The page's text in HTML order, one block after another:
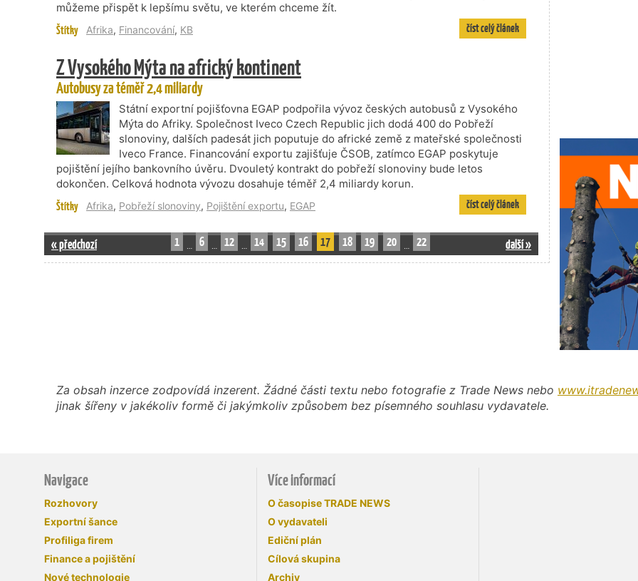
můžeme přispět k lepšímu světu, ve kterém chceme žít.
Štítky Afrika, Financování, KB číst celý článek
Z Vysokého Mýta na africký kontinent
Autobusy za téměř 2,4 miliardy
Státní exportní pojišťovna EGAP podpořila vývoz českých autobusů z Vysokého
Mýta do Afriky. Společnost Iveco Czech Republic jich dodá 400 do Pobřeží
slonoviny, dalších padesát jich poputuje do africké země z mateřské společnosti
Iveco France. Financování exportu zajišťuje ČSOB, zatímco EGAP poskytuje
pojištění jejího bankovního úvěru. Dvouletý kontrakt do pobřeží slonoviny bude letos
dokončen. Celková hodnota vývozu dosahuje téměř 2,4 miliardy korun.
Štítky Afrika, Pobřeží slonoviny, Pojištění exportu, EGAP číst celý článek
« předchozí 1 … 6 … 12 … 14 15 16 17 18 19 20 … 22 další »
Za obsah inzerce zodpovídá inzerent. Žádné části textu nebo fotografie z Trade News nebo
jinak šířeny v jakékoliv formě či jakýmkoliv způsobem bez písemného souhlasu vydavatele.
Navigace
Rozhovory
Exportní šance
Profiliga firem
Finance a pojištění
Nové technologie
Více informací
O časopise TRADE NEWS
O vydavateli
Ediční plán
Cílová skupina
Archiv